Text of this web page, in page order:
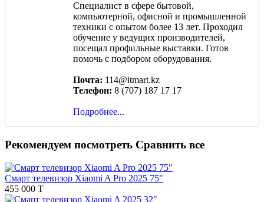
Специалист в сфере бытовой,
компьютерной, офисной и промышленной
техники с опытом более 13 лет. Проходил
обучение у ведущих производителей,
посещал профильные выставки. Готов
помочь с подбором оборудования.
Почта: 114@itmart.kz
Телефон: 8 (707) 187 17 17
Подробнее...
Рекомендуем посмотреть Сравнить все
Смарт телевизор Xiaomi A Pro 2025 75"
455 000 T